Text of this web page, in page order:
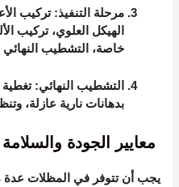
مرحلة التنفيذ: تركيب
الهيكل العلوي، تركيب
خاصة، التشطيب النهائي
التشطيب النهائي:
بدهانات نارية عازلة،
معايير الجودة والسلامة
يجب أن تتوفر في المظلات